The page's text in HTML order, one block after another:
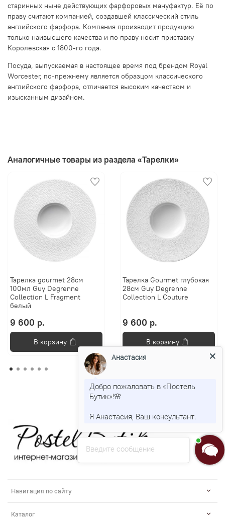
старинных ныне действующих фарфоровых мануфактур. Её по
праву считают компанией, создавшей классический стиль
английского фарфора. Компания производит продукцию
только наивысшего качества и по праву носит приставку
Королевская с 1800-го года.
Посуда, выпускаемая в настоящее время под брендом Royal
Worcester, по-прежнему является образцом классического
английского фарфора, отличается высоким качеством и
изысканным дизайном.
Аналогичные товары из раздела «Тарелки»
Тарелка gourmet 28см
100мл Guy Degrenne
Collection L Fragment
белый
9 600 р.
В корзину
Тарелка Gourmet глубокая
28см Guy Degrenne
Collection L Couture
9 600 р.
В корзину
Навигация по сайту
Каталог
Введите сообщение
Анастасия
Добро пожаловать в «Постель
Бутик»!🌸
Я Анастасия, Ваш консультант.